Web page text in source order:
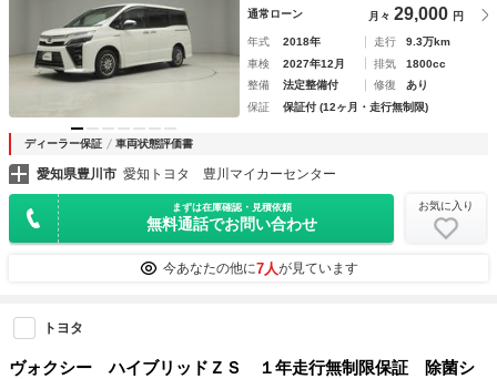
通常ローン 月々 29,000 円
年式 2018年 走行
9.3万km
車検
2027年12月 排気
1800cc
整備
法定整備付 修復
あり
保証
保証付 (12ヶ月・走行無制限)
ディーラー保証 車両状態評価書
愛知県豊川市 愛知トヨタ 豊川マイカーセンター
まずは在庫確認・見積依頼
無料通話でお問い合わせ
お気に入り
今あなたの他に7人が見ています
トヨタ
ヴォクシー ハイブリッドＺＳ １年走行無制限保証 除菌シ